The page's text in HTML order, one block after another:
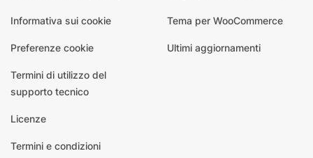
Informativa sui cookie
Preferenze cookie
Termini di utilizzo del
supporto tecnico
Licenze
Termini e condizioni
Tema per WooCommerce
Ultimi aggiornamenti